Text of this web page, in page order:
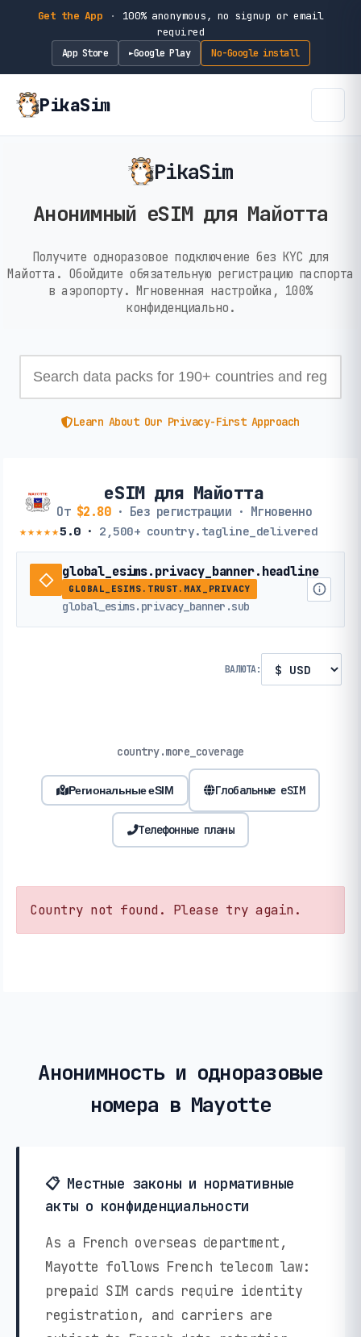
Get the App ·
100% anonymous, no signup or email
required
App Store ►Google Play No-Google install
PikaSim
PikaSim
Анонимный eSIM для Майотта
Получите одноразовое подключение без KYC для
Майотта. Обойдите обязательную регистрацию паспорта
в аэропорту. Мгновенная настройка, 100%
конфиденциально.
Learn About Our Privacy-First Approach
eSIM для Майотта
От $2.80· Без регистрации · Мгновенно
★★★★★5.0· 2,500+ country.tagline_delivered
global_esims.privacy_banner.headline
GLOBAL_ESIMS.TRUST.MAX_PRIVACY
global_esims.privacy_banner.sub
ВАЛЮТА:
country.more_coverage
Региональные eSIM Глобальные eSIM
Телефонные планы
Country not found. Please try again.
Анонимность и одноразовые
номера в Mayotte
📋 Местные законы и нормативные
акты о конфиденциальности
As a French overseas department,
Mayotte follows French telecom law:
prepaid SIM cards require identity
registration, and carriers are